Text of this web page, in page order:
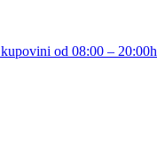
od 08:00 – 20:00h